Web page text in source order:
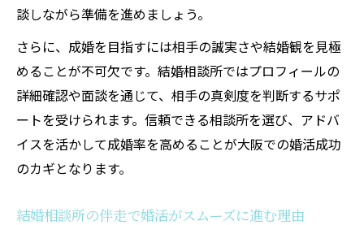
談しながら準備を進めましょう。
さらに、成婚を目指すには相手の誠実さや結婚観を見極
めることが不可欠です。結婚相談所ではプロフィールの
詳細確認や面談を通じて、相手の真剣度を判断するサポ
ートを受けられます。信頼できる相談所を選び、アドバ
イスを活かして成婚率を高めることが大阪での婚活成功
のカギとなります。
結婚相談所の伴走で婚活がスムーズに進む理由